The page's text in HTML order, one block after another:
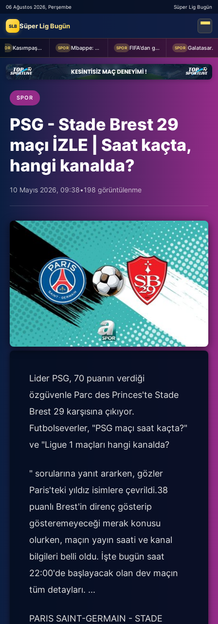
06 Ağustos 2026, Perşembe Süper Lig Bugün
SLB Süper Lig Bugün
Kasımpaşa ile Hull City hazırlık maçında berabere kaldı SPOR Mbappe: Bahis reklamlarında oynamam SPOR FIFA'dan geri adım SPOR Galatasaray taraftarından yönetime transfer tepkisi!
SPOR
PSG - Stade Brest 29
maçı İZLE | Saat kaçta,
hangi kanalda?
10 Mayıs 2026, 09:38•198 görüntülenme
Lider PSG, 70 puanın verdiği
özgüvenle Parc des Princes'te Stade
Brest 29 karşısına çıkıyor.
Futbolseverler, "PSG maçı saat kaçta?"
ve "Ligue 1 maçları hangi kanalda?
" sorularına yanıt ararken, gözler
Paris'teki yıldız isimlere çevrildi.38
puanlı Brest'in direnç gösterip
gösteremeyeceği merak konusu
olurken, maçın yayın saati ve kanal
bilgileri belli oldu. İşte bugün saat
22:00'de başlayacak olan dev maçın
tüm detayları. ...
PARIS SAINT-GERMAIN - STADE